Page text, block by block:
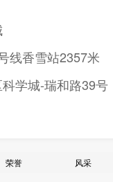
线香雪站2357米
学城-瑞和路39号
荣誉 风采